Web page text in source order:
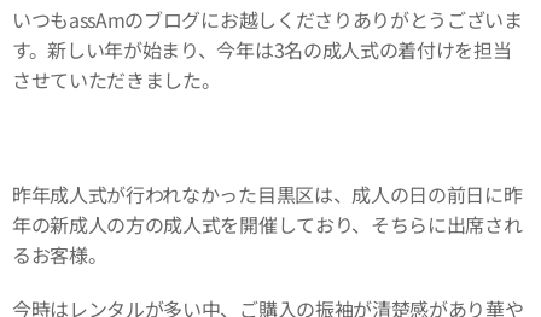
いつもassAmのブログにお越しくださりありがとうございま
す。新しい年が始まり、今年は3名の成人式の着付けを担当
させていただきました。
昨年成人式が行われなかった目黒区は、成人の日の前日に昨
年の新成人の方の成人式を開催しており、そちらに出席され
るお客様。
今時はレンタルが多い中、ご購入の振袖が清楚感があり華や